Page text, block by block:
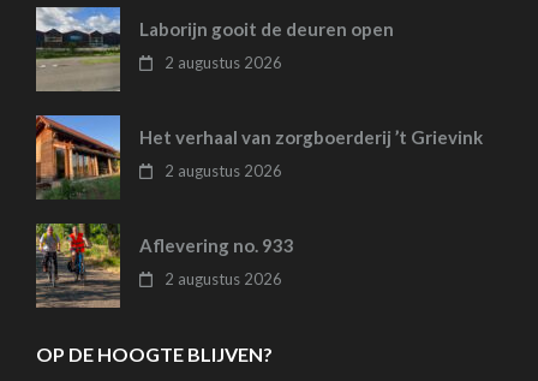
Laborijn gooit de deuren open
2 augustus 2026
Het verhaal van zorgboerderij ’t Grievink
2 augustus 2026
Aflevering no. 933
2 augustus 2026
OP DE HOOGTE BLIJVEN?